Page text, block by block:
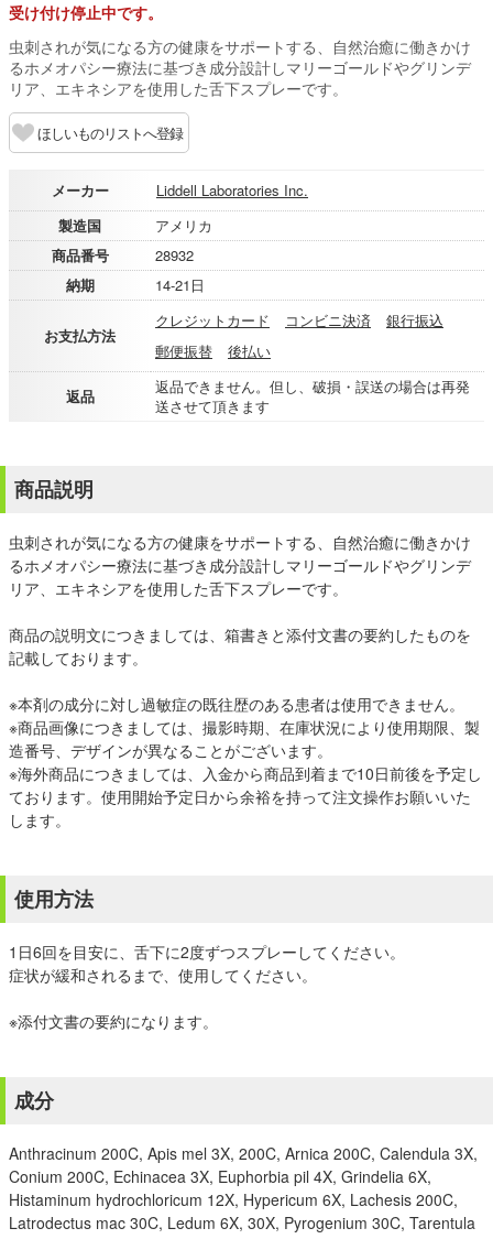
受け付け停止中です。
虫刺されが気になる方の健康をサポートする、自然治癒に働きかけ
るホメオパシー療法に基づき成分設計しマリーゴールドやグリンデ
リア、エキネシアを使用した舌下スプレーです。
ほしいものリストへ登録
メーカー
Liddell Laboratories Inc.
製造国
アメリカ
商品番号
28932
納期
14-21日
お支払方法
クレジットカード コンビニ決済
銀行振込
郵便振替
後払い
返品
返品できません。但し、破損・誤送の場合は再発
送させて頂きます
商品説明
虫刺されが気になる方の健康をサポートする、自然治癒に働きかけ
るホメオパシー療法に基づき成分設計しマリーゴールドやグリンデ
リア、エキネシアを使用した舌下スプレーです。
商品の説明文につきましては、箱書きと添付文書の要約したものを
記載しております。
※本剤の成分に対し過敏症の既往歴のある患者は使用できません。
※商品画像につきましては、撮影時期、在庫状況により使用期限、製
造番号、デザインが異なることがございます。
※海外商品につきましては、入金から商品到着まで10日前後を予定し
ております。使用開始予定日から余裕を持って注文操作お願いいた
します。
使用方法
1日6回を目安に、舌下に2度ずつスプレーしてください。
症状が緩和されるまで、使用してください。
※添付文書の要約になります。
成分
Anthracinum 200C, Apis mel 3X, 200C, Arnica 200C, Calendula 3X,
Conium 200C, Echinacea 3X, Euphorbia pil 4X, Grindelia 6X,
Histaminum hydrochloricum 12X, Hypericum 6X, Lachesis 200C,
Latrodectus mac 30C, Ledum 6X, 30X, Pyrogenium 30C, Tarentula